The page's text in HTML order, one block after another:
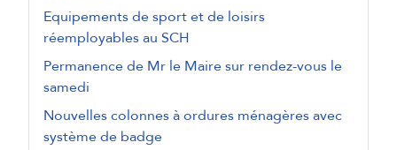
Equipements de sport et de loisirs
réemployables au SCH
Permanence de Mr le Maire sur rendez-vous le
samedi
Nouvelles colonnes à ordures ménagères avec
système de badge